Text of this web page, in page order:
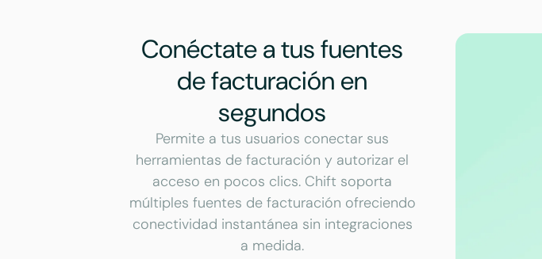
Conéctate a tus fuentes
de facturación en
segundos
Permite a tus usuarios conectar sus
herramientas de facturación y autorizar el
acceso en pocos clics. Chift soporta
múltiples fuentes de facturación ofreciendo
conectividad instantánea sin integraciones
a medida.